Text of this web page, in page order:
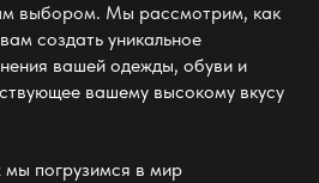
выбором. Мы рассмотрим, как
создать уникальное
вашей одежды, обуви и
вашему высокому вкусу
мы погрузимся в мир